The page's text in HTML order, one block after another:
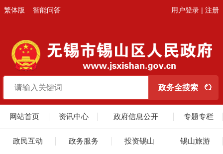
繁体版 智能问答 用户登录 | 注册
网站首页 资讯中心 政府信息公开 专题专栏
政民互动 政务服务 投资锡山 锡山旅游